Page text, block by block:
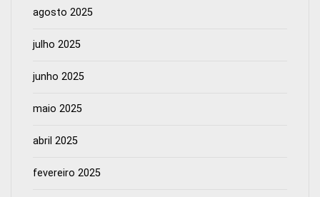
agosto 2025
julho 2025
junho 2025
maio 2025
abril 2025
fevereiro 2025